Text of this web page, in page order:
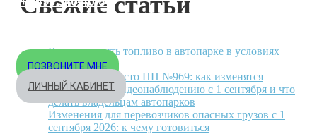
ПОЗВОНИТЕ МНЕ
ЛИЧНЫЙ КАБИНЕТ
Как экономить топливо в автопарке в условиях
кризиса
ПП № 2107 вместо ПП №969: как изменятся
требования к видеонаблюдению с 1 сентября и что
делать владельцам автопарков
Изменения для перевозчиков опасных грузов с 1
сентября 2026: к чему готовиться